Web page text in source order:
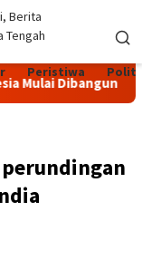
Peristiwa
Dibangun di